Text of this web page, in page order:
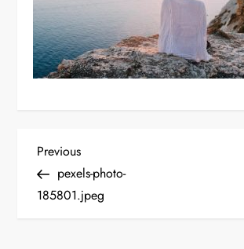
I
n
Previous
Post
Previous
pexels-photo-
185801.jpeg